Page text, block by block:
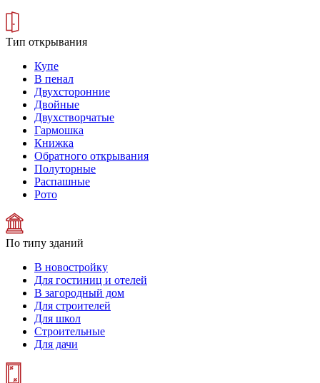
Тип открывания
Купе
В пенал
Двухсторонние
Двойные
Двухстворчатые
Гармошка
Книжка
Обратного открывания
Полуторные
Распашные
Рото
По типу зданий
В новостройку
Для гостиниц и отелей
В загородный дом
Для строителей
Для школ
Строительные
Для дачи